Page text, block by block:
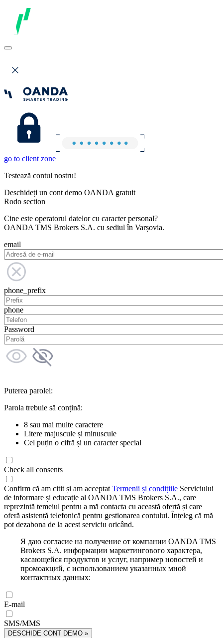
go to client zone
Testează contul nostru!
Deschideți un cont demo OANDA gratuit
Rodo section
Cine este operatorul datelor cu caracter personal?
OANDA TMS Brokers S.A. cu sediul în Varșovia.
email
phone_prefix
phone
Password
Puterea parolei:
Parola trebuie să conțină:
8 sau mai multe caractere
Litere majuscule și minuscule
Cel puțin o cifră și un caracter special
Check all consents
Confirm că am citit și am acceptat Termenii și condițiile Serviciului
de informare și educație al OANDA TMS Brokers S.A., care
reprezintă temeiul pentru a mă contacta cu această ofertă și care
oferă asistență telefonică pentru gestionarea contului. Înțeleg că mă
pot dezabona de la acest serviciu oricând.
Я даю согласие на получение от компании OANDA TMS
Brokers S.A. информации маркетингового характера,
касающейся продуктов и услуг, например новостей и
промоакций, с использованием указанных мной
контактных данных:
E-mail
SMS/MMS
DESCHIDE CONT DEMO »